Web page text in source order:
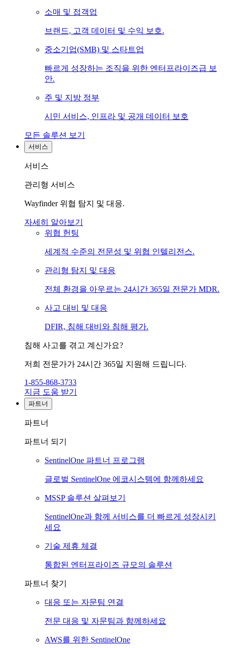
소매 및 접객업
브랜드, 고객 데이터 및 수익 보호.
중소기업(SMB) 및 스타트업
빠르게 성장하는 조직을 위한 엔터프라이즈급 보
안.
주 및 지방 정부
시민 서비스, 인프라 및 공개 데이터 보호
모든 솔루션 보기
서비스
서비스
관리형 서비스
Wayfinder 위협 탐지 및 대응.
자세히 알아보기
위협 헌팅
세계적 수준의 전문성 및 위협 인텔리전스.
관리형 탐지 및 대응
전체 환경을 아우르는 24시간 365일 전문가 MDR.
사고 대비 및 대응
DFIR, 침해 대비와 침해 평가.
침해 사고를 겪고 계신가요?
저희 전문가가 24시간 365일 지원해 드립니다.
1-855-868-3733
지금 도움 받기
파트너
파트너
파트너 되기
SentinelOne 파트너 프로그램
글로벌 SentinelOne 에코시스템에 함께하세요
MSSP 솔루션 살펴보기
SentinelOne과 함께 서비스를 더 빠르게 성장시키
세요
기술 제휴 체결
통합된 엔터프라이즈 규모의 솔루션
파트너 찾기
대응 또는 자문팀 연결
전문 대응 및 자문팀과 함께하세요
AWS를 위한 SentinelOne